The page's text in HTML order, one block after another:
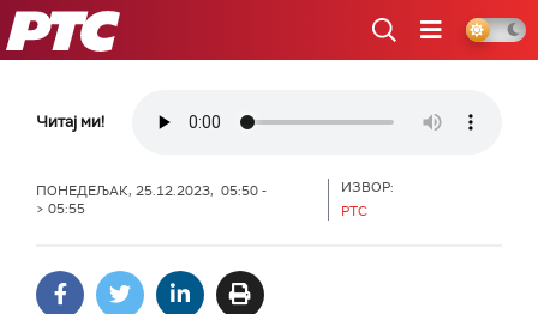
РТС
Читај ми!
ПОНЕДЕЉАК, 25.12.2023, 05:50 -
> 05:55
ИЗВОР:
РТС